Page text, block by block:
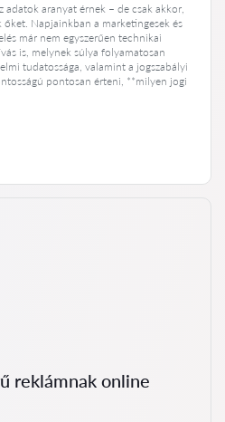
aranyat érnek – de csak akkor,
őket. Napjainkban a marketingesek és
már nem egyszerűen technikai
is, melynek súlya folyamatosan
tudatossága, valamint a jogszabályi
pontosan érteni, **milyen jogi
reklámnak online